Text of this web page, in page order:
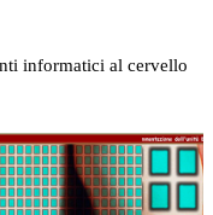
informatici al cervello